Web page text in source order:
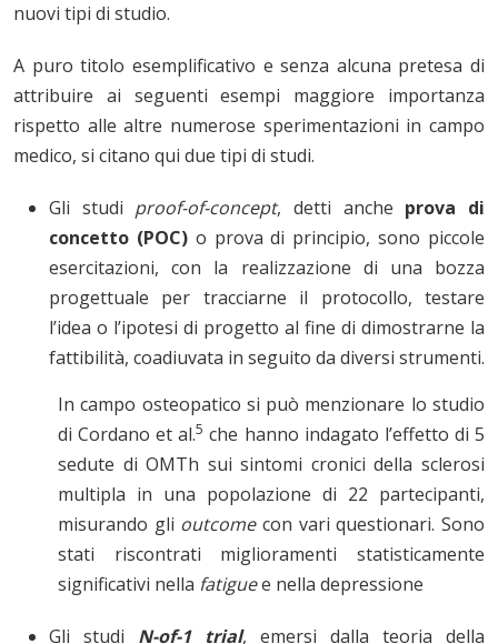
nuovi tipi di studio.
A puro titolo esemplificativo e senza alcuna pretesa di
attribuire ai seguenti esempi maggiore importanza
rispetto alle altre numerose sperimentazioni in campo
medico, si citano qui due tipi di studi.
Gli studi proof-of-concept, detti anche prova di
concetto (POC)o prova di principio, sono piccole
esercitazioni, con la realizzazione di una bozza
progettuale per tracciarne il protocollo, testare
l’idea o l’ipotesi di progetto al fine di dimostrarne la
fattibilità, coadiuvata in seguito da diversi strumenti.
In campo osteopatico si può menzionare lo studio
di Cordano et al.5 che hanno indagato l’effetto di 5
sedute di OMTh sui sintomi cronici della sclerosi
multipla in una popolazione di 22 partecipanti,
misurando gli outcomecon vari questionari. Sono
stati riscontrati miglioramenti statisticamente
significativi nella fatiguee nella depressione
Gli studi N-of-1 trial, emersi dalla teoria della